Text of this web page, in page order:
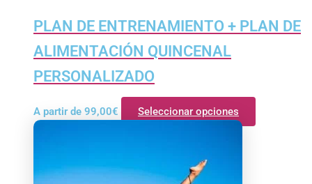
PLAN DE ENTRENAMIENTO + PLAN DE
ALIMENTACIÓN QUINCENAL
PERSONALIZADO
A partir de 99,00€ Seleccionar opciones